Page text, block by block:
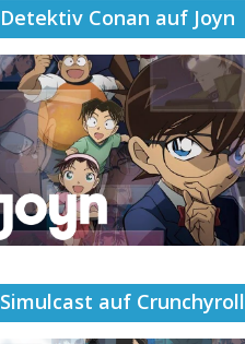
Detektiv Conan auf Joyn
Simulcast auf Crunchyroll